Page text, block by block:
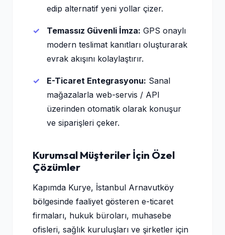
edip alternatif yeni yollar çizer.
Temassız Güvenli İmza: GPS onaylı
modern teslimat kanıtları oluşturarak
evrak akışını kolaylaştırır.
E-Ticaret Entegrasyonu: Sanal
mağazalarla web-servis / API
üzerinden otomatik olarak konuşur
ve siparişleri çeker.
Kurumsal Müşteriler İçin Özel
Çözümler
Kapımda Kurye, İstanbul Arnavutköy
bölgesinde faaliyet gösteren e-ticaret
firmaları, hukuk büroları, muhasebe
ofisleri, sağlık kuruluşları ve şirketler için